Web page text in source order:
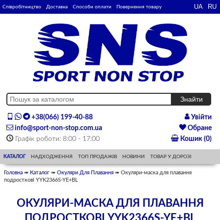
Співробітництво Доставка Способи оплати Повернення товару
+38(066) 199-40-88
info@sport-non-stop.com.ua
Графік роботи: 8:00 - 17:00
Увійти
Обране
Кошик (0)
КАТАЛОГ НАДХОДЖЕННЯ ТОП ПРОДАЖІВ НОВИНИ ТОВАР У ДОРОЗІ
Головна ➠ Каталог ➠ Окуляри Для Плавання ➠ Окуляри-маска для плавання
подросткові YYK2366S-YE+BL
ОКУЛЯРИ-МАСКА ДЛЯ ПЛАВАННЯ